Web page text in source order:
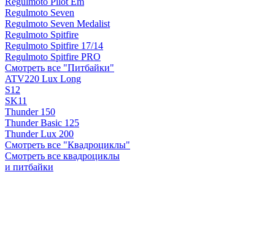
Regulmoto Seven
Regulmoto Seven Medalist
Regulmoto Spitfire
Regulmoto Spitfire 17/14
Regulmoto Spitfire PRO
Смотреть все "Питбайки"
ATV220 Lux Long
S12
SK11
Thunder 150
Thunder Basic 125
Thunder Lux 200
Смотреть все "Квадроциклы"
Смотреть все квадроциклы
и питбайки